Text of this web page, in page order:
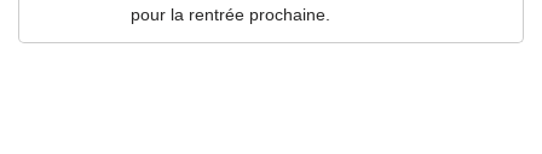
pour la rentrée prochaine.